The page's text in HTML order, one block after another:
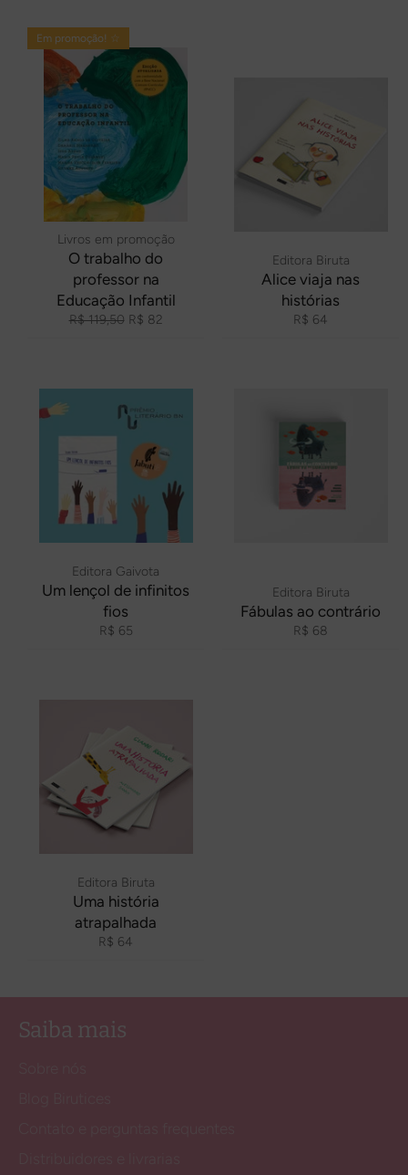
Livros em promoção
O trabalho do
professor na
Educação Infantil
Preço
R$ 119,50 Preço
R$ 82
Em promoção! ☆
Editora Biruta
Alice viaja nas
histórias
Preço
R$ 64
Editora Gaivota
Um lençol de infinitos
fios
Preço
R$ 65
Editora Biruta
Fábulas ao contrário
Preço
R$ 68
Editora Biruta
Uma história
atrapalhada
Preço
R$ 64
Saiba mais